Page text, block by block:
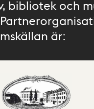
bibliotek och
är: